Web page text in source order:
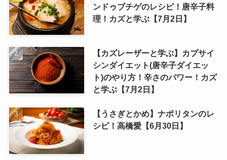
ンドゥブチゲのレシピ！唐辛子料
理！カズと学ぶ【7月2日】
【カズレーザーと学ぶ】カプサイ
シンダイエット(唐辛子ダイエッ
ト)のやり方！辛さのパワー！カズ
と学ぶ【7月2日】
【うさぎとかめ】ナポリタンのレ
シピ！高橋愛【6月30日】